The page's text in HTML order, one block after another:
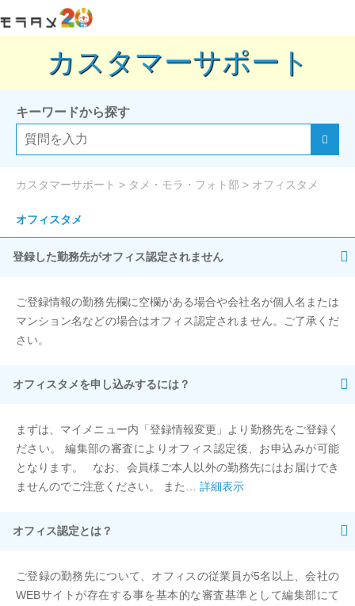
カスタマーサポート
キーワードから探す
カスタマーサポート > タメ・モラ・フォト部 > オフィスタメ
オフィスタメ
登録した勤務先がオフィス認定されません
ご登録情報の勤務先欄に空欄がある場合や会社名が個人名または
マンション名などの場合はオフィス認定されません。ご了承くだ
さい。
オフィスタメを申し込みするには？
まずは、マイメニュー内「登録情報変更」より勤務先をご登録く
ださい。 編集部の審査によりオフィス認定後、お申込みが可能
となります。 なお、会員様ご本人以外の勤務先にはお届けでき
ませんのでご注意ください。 また… 詳細表示
オフィス認定とは？
ご登録の勤務先について、オフィスの従業員が5名以上、会社の
WEBサイトが存在する事を基本的な審査基準として編集部にて